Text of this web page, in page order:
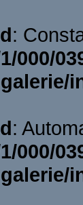
:
000/
:
000/